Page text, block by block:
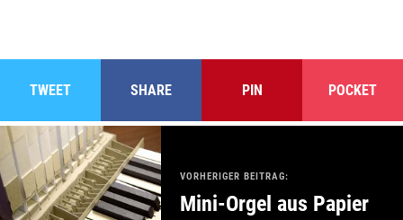
TWEET SHARE PIN POCKET
VORHERIGER BEITRAG:
Mini-Orgel aus Papier